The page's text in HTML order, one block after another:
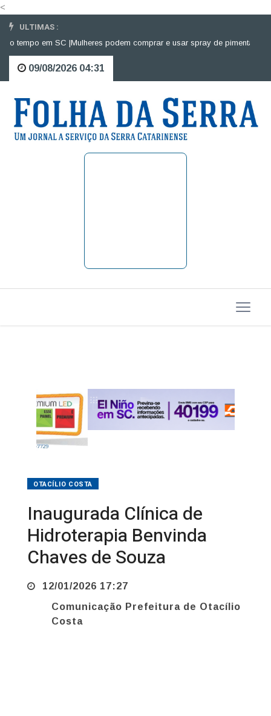
<
ULTIMAS :
em SC |Mulheres podem comprar e usar spray de pimenta para
09/08/2026 04:31
Inaugurada Clínica de
Hidroterapia Benvinda
Chaves de Souza
12/01/2026 17:27
Comunicação Prefeitura de Otacílio
Costa